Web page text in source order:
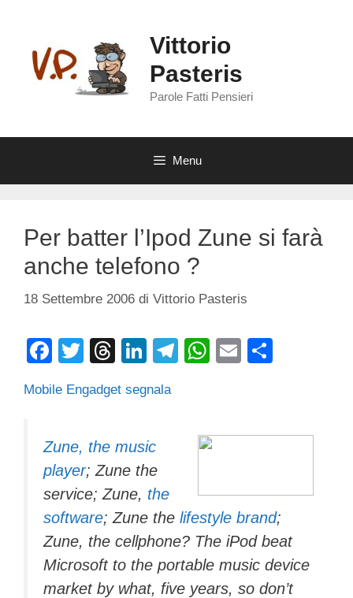
contenuto
Vittorio
Pasteris
Parole Fatti Pensieri
Menu
Per batter l’Ipod Zune si farà
anche telefono ?
18 Settembre 2006 di Vittorio Pasteris
F
c
b
o
o
k
T
tt
T
e
d
s
Li
k
dI
n
T
W
A
p
E
Mobile Engadget segnala
Zune, the music
player; Zune the
service; Zune, the
software; Zune the lifestyle brand;
Zune, the cellphone? The iPod beat
Microsoft to the portable music device
market by what, five years, so don’t